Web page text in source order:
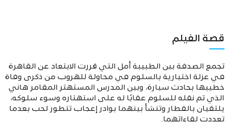
قصة الفيلم
تجمع الصدفة بين الطبيبة أمل التي قررت الابتعاد عن القاهرة
في عزلة اختيارية بالسلوم في محاولة للهروب من ذكرى وفاة
خطيبها بحادث سيارة، وبين المدرس المستهتر المقامر هاني
الذي تم نقله للسلوم عقابًا له على استهتاره وسوء سلوكه،
يلتقيان بالقطار وتنشأ بينهما بوادر إعجاب تتطور لحب بعدما
تعددت لقاءاتهما.